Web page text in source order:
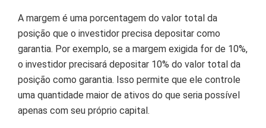
A margem é uma porcentagem do valor total da
posição que o investidor precisa depositar como
garantia. Por exemplo, se a margem exigida for de 10%,
o investidor precisará depositar 10% do valor total da
posição como garantia. Isso permite que ele controle
uma quantidade maior de ativos do que seria possível
apenas com seu próprio capital.